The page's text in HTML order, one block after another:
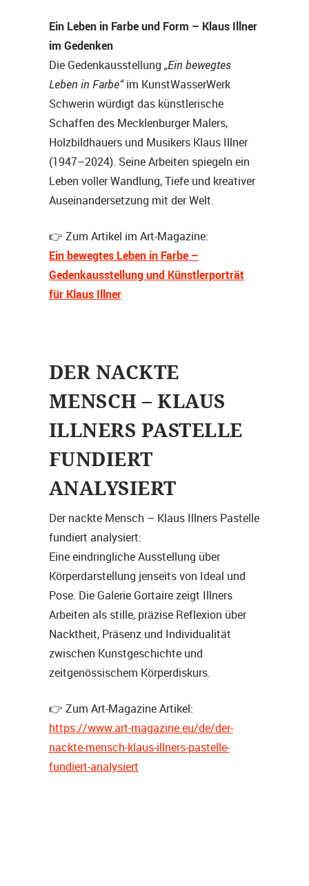
Ein Leben in Farbe und Form – Klaus Illner
im Gedenken
Die Gedenkausstellung „Ein bewegtes
Leben in Farbe“im KunstWasserWerk
Schwerin würdigt das künstlerische
Schaffen des Mecklenburger Malers,
Holzbildhauers und Musikers Klaus Illner
(1947–2024). Seine Arbeiten spiegeln ein
Leben voller Wandlung, Tiefe und kreativer
Auseinandersetzung mit der Welt.
👉 Zum Artikel im Art-Magazine:
Ein bewegtes Leben in Farbe –
Gedenkausstellung und Künstlerporträt
für Klaus Illner
DER NACKTE
MENSCH – KLAUS
ILLNERS PASTELLE
FUNDIERT
ANALYSIERT
Der nackte Mensch – Klaus Illners Pastelle
fundiert analysiert:
Eine eindringliche Ausstellung über
Körperdarstellung jenseits von Ideal und
Pose. Die Galerie Gortaire zeigt Illners
Arbeiten als stille, präzise Reflexion über
Nacktheit, Präsenz und Individualität
zwischen Kunstgeschichte und
zeitgenössischem Körperdiskurs.
👉 Zum Art-Magazine Artikel:
https://www.art-magazine.eu/de/der-
nackte-mensch-klaus-illners-pastelle-
fundiert-analysiert